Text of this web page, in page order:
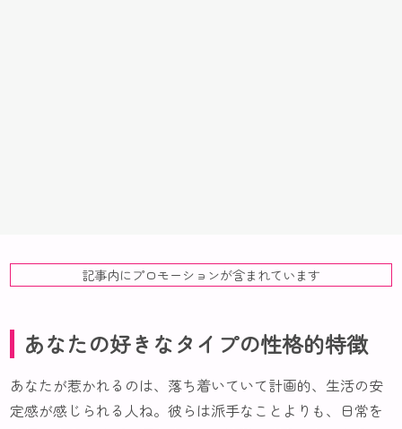
記事内にプロモーションが含まれています
あなたの好きなタイプの性格的特徴
あなたが惹かれるのは、落ち着いていて計画的、生活の安
定感が感じられる人ね。彼らは派手なことよりも、日常を